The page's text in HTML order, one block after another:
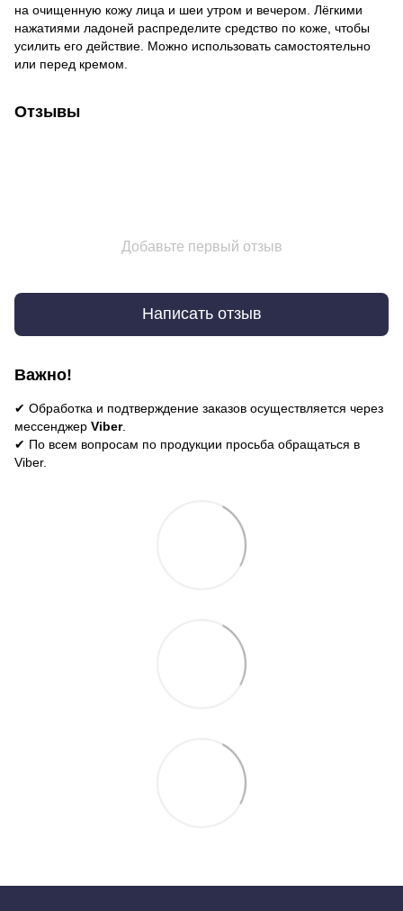
на очищенную кожу лица и шеи утром и вечером. Лёгкими
нажатиями ладоней распределите средство по коже, чтобы
усилить его действие. Можно использовать самостоятельно
или перед кремом.
Отзывы
Добавьте первый отзыв
Написать отзыв
Важно!
✔ Обработка и подтверждение заказов осуществляется через
мессенджер Viber.
✔ По всем вопросам по продукции просьба обращаться в
Viber.